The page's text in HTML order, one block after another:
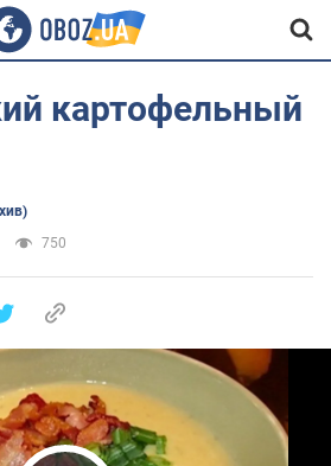
картофельный
750